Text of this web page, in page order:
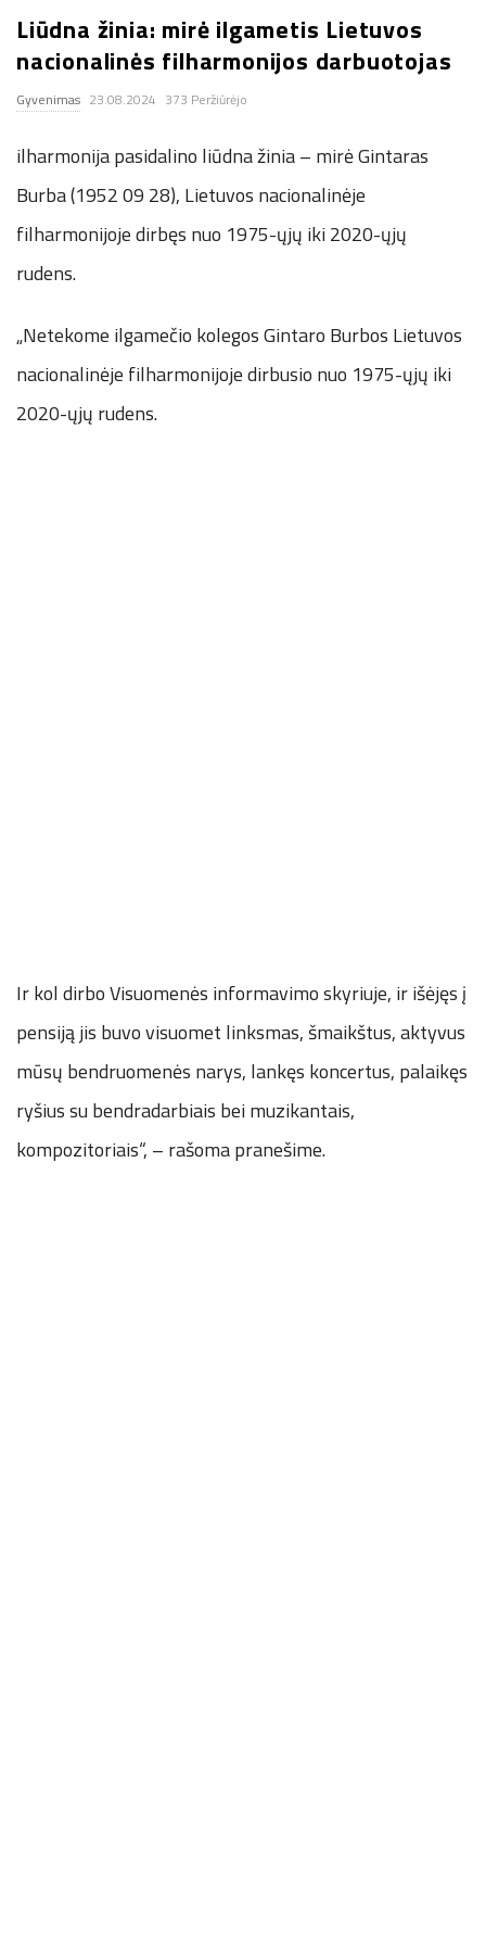
.
c
o
.
u
k
Liūdna žinia: mirė ilgametis Lietuvos
nacionalinės filharmonijos darbuotojas
Gyvenimas 23.08.2024 373 Peržiūrėjo
ilharmonija pasidalino liūdna žinia – mirė Gintaras
Burba (1952 09 28), Lietuvos nacionalinėje
filharmonijoje dirbęs nuo 1975-ųjų iki 2020-ųjų
rudens.
„Netekome ilgamečio kolegos Gintaro Burbos Lietuvos
nacionalinėje filharmonijoje dirbusio nuo 1975-ųjų iki
2020-ųjų rudens.
Ir kol dirbo Visuomenės informavimo skyriuje, ir išėjęs į
pensiją jis buvo visuomet linksmas, šmaikštus, aktyvus
mūsų bendruomenės narys, lankęs koncertus, palaikęs
ryšius su bendradarbiais bei muzikantais,
kompozitoriais“, – rašoma pranešime.